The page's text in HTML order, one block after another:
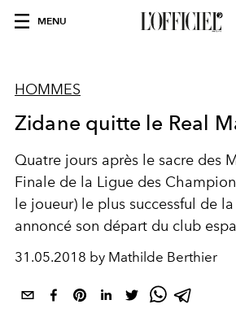
MENU
HOMMES
Zidane quitte le Real
Quatre jours après le sacre des
Finale de la Ligue des
le joueur) le plus successful de
annoncé son départ du club
31.05.2018 by Mathilde Berthier